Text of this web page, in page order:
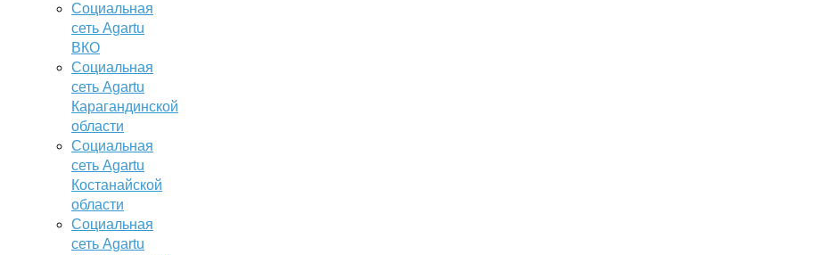
Социальная
сеть Agartu
ВКО
Социальная
сеть Agartu
Карагандинской
области
Социальная
сеть Agartu
Костанайской
области
Социальная
сеть Agartu